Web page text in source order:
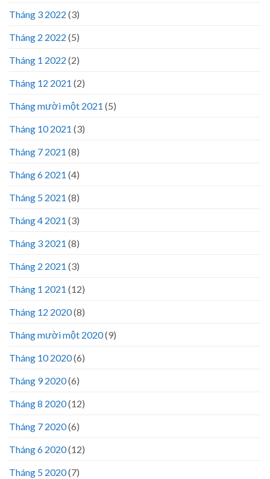
Tháng 3 2022 (3)
Tháng 2 2022 (5)
Tháng 1 2022 (2)
Tháng 12 2021 (2)
Tháng mười một 2021 (5)
Tháng 10 2021 (3)
Tháng 7 2021 (8)
Tháng 6 2021 (4)
Tháng 5 2021 (8)
Tháng 4 2021 (3)
Tháng 3 2021 (8)
Tháng 2 2021 (3)
Tháng 1 2021 (12)
Tháng 12 2020(8)
Tháng mười một 2020(9)
Tháng 10 2020(6)
Tháng 9 2020(6)
Tháng 8 2020(12)
Tháng 7 2020(6)
Tháng 6 2020(12)
Tháng 5 2020(7)